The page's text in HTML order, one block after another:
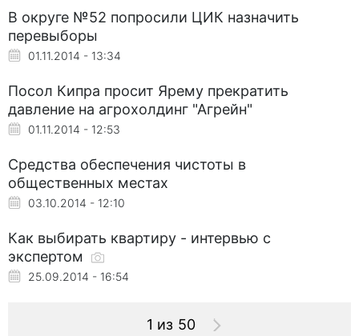
В округе №52 попросили ЦИК назначить
перевыборы
01.11.2014 - 13:34
Посол Кипра просит Ярему прекратить
давление на агрохолдинг "Агрейн"
01.11.2014 - 12:53
Средства обеспечения чистоты в
общественных местах
03.10.2014 - 12:10
Как выбирать квартиру - интервью с
экспертом
25.09.2014 - 16:54
1 из 50